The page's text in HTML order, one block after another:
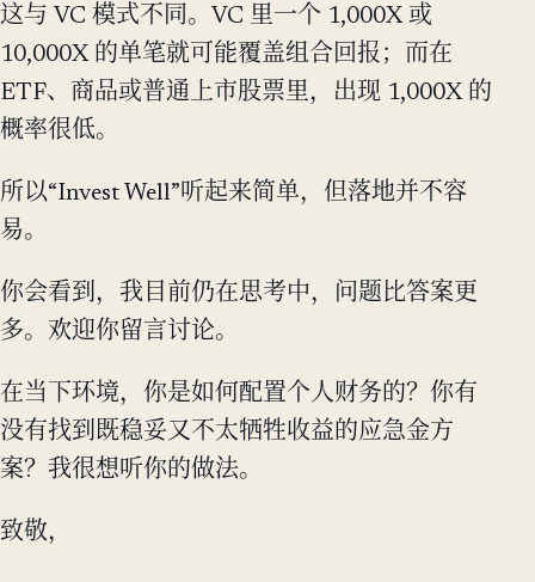
这与 VC 模式不同。VC 里一个 1,000X 或
10,000X 的单笔就可能覆盖组合回报；而在
ETF、商品或普通上市股票里，出现 1,000X 的
概率很低。
所以“Invest Well”听起来简单，但落地并不容
易。
你会看到，我目前仍在思考中，问题比答案更
多。欢迎你留言讨论。
在当下环境，你是如何配置个人财务的？你有
没有找到既稳妥又不太牺牲收益的应急金方
案？我很想听你的做法。
致敬，